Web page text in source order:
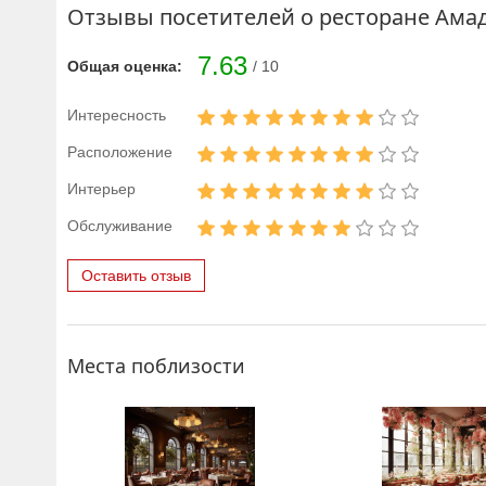
Отзывы посетителей о ресторане
Общая оценка: 7.63 / 10
Интересность
Расположение
Интерьер
Обслуживание
Оставить отзыв
Места поблизости